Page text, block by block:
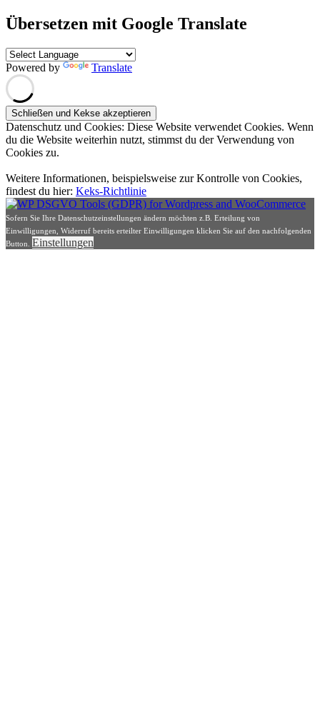
Übersetzen mit Google Translate
Powered by Translate
Datenschutz und Cookies: Diese Website verwendet Cookies. Wenn
du die Website weiterhin nutzt, stimmst du der Verwendung von
Cookies zu.
Weitere Informationen, beispielsweise zur Kontrolle von Cookies,
findest du hier: Keks-Richtlinie
Sofern Sie Ihre Datenschutzeinstellungen ändern möchten z.B. Erteilung von
Einwilligungen, Widerruf bereits erteilter Einwilligungen klicken Sie auf den nachfolgenden
Button. Einstellungen